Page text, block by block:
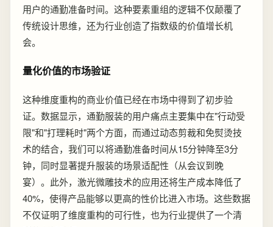
用户的通勤准备时间。这种要素重组的逻辑不仅颠覆了
传统设计思维，还为行业创造了指数级的价值增长机
会。
量化价值的市场验证
这种维度重构的商业价值已经在市场中得到了初步验
证。数据显示，通勤服装的用户痛点主要集中在"行动受
限"和"打理耗时"两个方面，而通过动态剪裁和免熨烫技
术的结合，我们可以将通勤准备时间从15分钟降至3分
钟，同时显著提升服装的场景适配性（从会议到晚
宴）。此外，激光微雕技术的应用还将生产成本降低了
40%，使得产品能够以更高的性价比进入市场。这些数据
不仅证明了维度重构的可行性，也为行业提供了一个清